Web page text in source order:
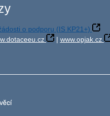
o podporu (IS KP21+)
| www.opjak.cz